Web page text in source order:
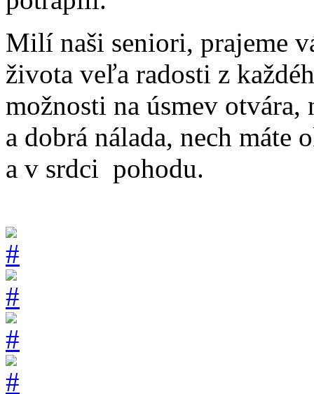
Milí naši seniori, prajeme
života veľa radosti z
možnosti na úsmev otvára,
a dobrá nálada, nech
a v srdci pohodu.